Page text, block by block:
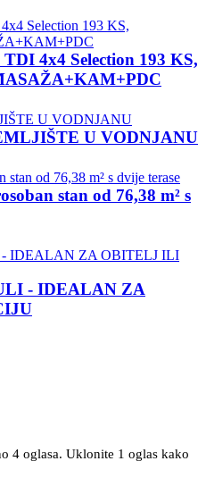
4x4 Selection 193 KS,
U VODNJANU
stan od 76,38 m² s
- IDEALAN ZA
4 oglasa. Uklonite 1 oglas kako